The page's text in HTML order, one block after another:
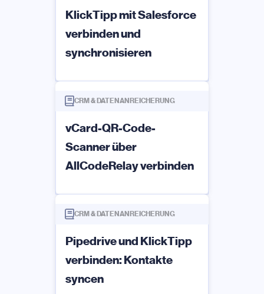
KlickTipp mit Salesforce
verbinden und
synchronisieren
CRM & DATENANREICHERUNG
vCard-QR-Code-
Scanner über
AllCodeRelay verbinden
CRM & DATENANREICHERUNG
Pipedrive und KlickTipp
verbinden: Kontakte
syncen